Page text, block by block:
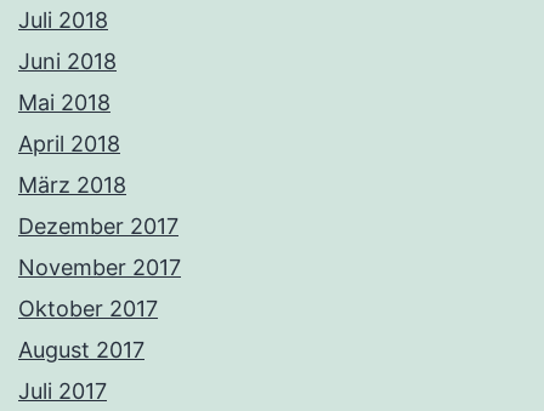
Juli 2018
Juni 2018
Mai 2018
April 2018
März 2018
Dezember 2017
November 2017
Oktober 2017
August 2017
Juli 2017